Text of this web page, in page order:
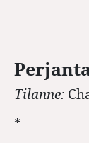
Tilanne:
*